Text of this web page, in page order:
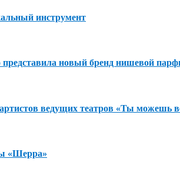
инструмент
новый бренд нишевой
ведущих театров «Ты можешь
«Шерра»